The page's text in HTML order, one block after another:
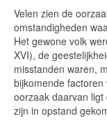
Velen zien de
omstandigheden
Het gewone volk
XVI), de
misstanden waren,
bijkomende
oorzaak daarvan
zijn in opstand